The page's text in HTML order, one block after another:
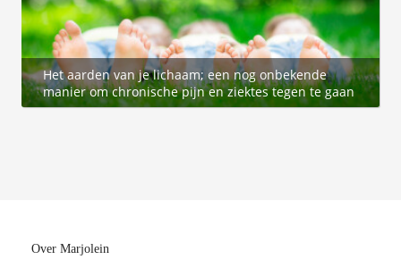
Het aarden van je lichaam; een nog onbekende
manier om chronische pijn en ziektes tegen te gaan
(met EVA korting)
Over Marjolein